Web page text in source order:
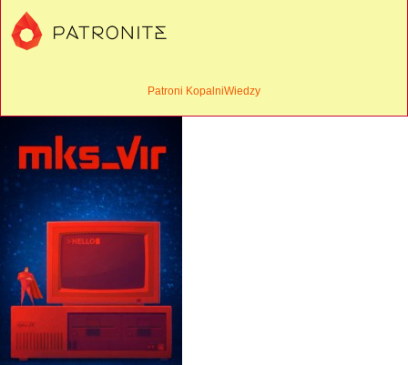
Patroni KopalniWiedzy